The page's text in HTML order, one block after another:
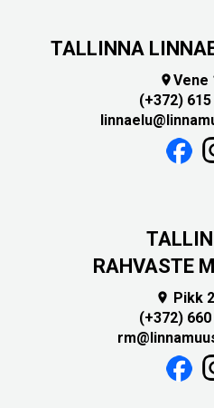
TALLINNA
Vene
(+372)
RAHVASTE
 Pikk
(+372)